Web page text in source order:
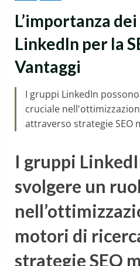
L’importanza
LinkedIn per la
Vantaggi
I gruppi LinkedIn
cruciale
attraverso strategie SEO
I gruppi
svolgere un
motori di
strategie SEO